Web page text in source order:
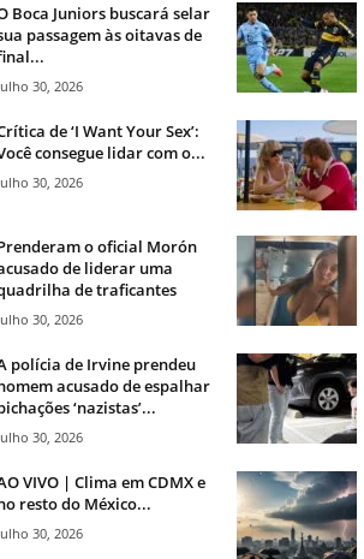
Boca Juniors buscará selar
passagem às oitavas de
30, 2026
de ‘I Want Your Sex’:
consegue lidar com o...
30, 2026
o oficial Morón
de liderar uma
de traficantes
30, 2026
polícia de Irvine prendeu
acusado de espalhar
‘nazistas’...
30, 2026
VIVO | Clima em CDMX e
resto do México...
30, 2026